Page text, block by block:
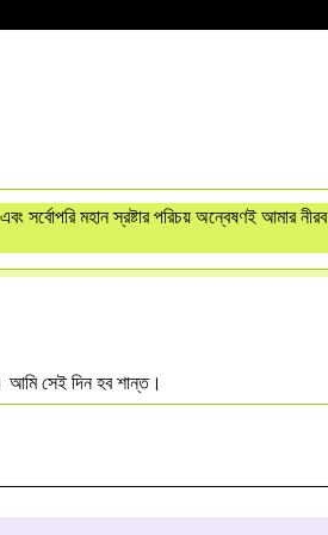
মহান স্রষ্টার পরিচয় অন্বেষণই আমার
আমি সেই দিন হব শান্ত।